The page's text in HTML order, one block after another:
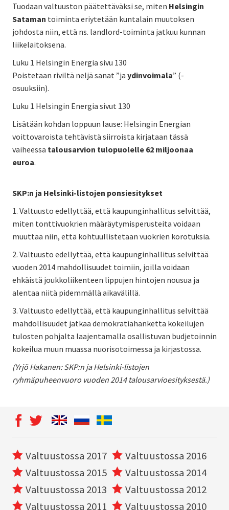
Tuodaan valtuuston päätettäväksi se, miten Helsingin
Sataman toiminta eriytetään kuntalain muutoksen
johdosta niin, että ns. landlord-toiminta jatkuu kunnan
liikelaitoksena.
Luku 1 Helsingin Energia sivu 130
Poistetaan riviltä neljä sanat ”ja ydinvoimala” (-
osuuksiin).
Luku 1 Helsingin Energia sivut 130
Lisätään kohdan loppuun lause: Helsingin Energian
voittovaroista tehtävistä siirroista kirjataan tässä
vaiheessa talousarvion tulopuolelle 62 miljoonaa
euroa.
SKP:n ja Helsinki-listojen ponsiesitykset
1. Valtuusto edellyttää, että kaupunginhallitus selvittää,
miten tonttivuokrien määräytymisperusteita voidaan
muuttaa niin, että kohtuullistetaan vuokrien korotuksia.
2. Valtuusto edellyttää, että kaupunginhallitus selvittää
vuoden 2014 mahdollisuudet toimiin, joilla voidaan
ehkäistä joukkoliikenteen lippujen hintojen nousua ja
alentaa niitä pidemmällä aikavälillä.
3. Valtuusto edellyttää, että kaupunginhallitus selvittää
mahdollisuudet jatkaa demokratiahanketta kokeilujen
tulosten pohjalta laajentamalla osallistuvan budjetoinnin
kokeilua muun muassa nuorisotoimessa ja kirjastossa.
(Yrjö Hakanen: SKP:n ja Helsinki-listojen
ryhmäpuheenvuoro vuoden 2014 talousarvioesityksestä.)
Valtuustossa 2017
Valtuustossa 2016
Valtuustossa 2015
Valtuustossa 2014
Valtuustossa 2013
Valtuustossa 2012
Valtuustossa 2011
Valtuustossa 2010